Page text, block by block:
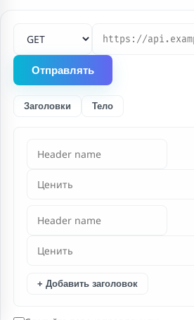
URL-адрес запроса
Отправлять
Заголовки Тело
+ Добавить заголовок